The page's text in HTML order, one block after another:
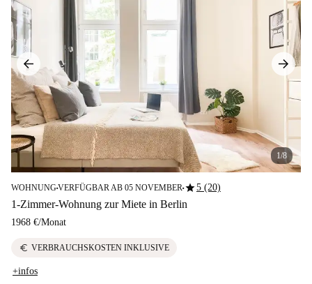
1/8
WOHNUNG■VERFÜGBAR AB 05 NOVEMBER■star5 (20)
1-Zimmer-Wohnung zur Miete in Berlin
1968 €/Monat
euro VERBRAUCHSKOSTEN INKLUSIVE
+infos